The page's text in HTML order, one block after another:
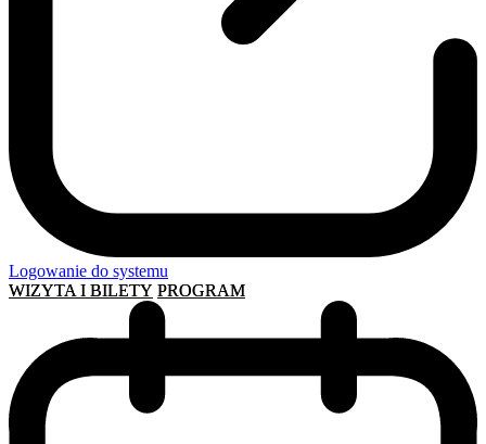
Logowanie do systemu
WIZYTA I BILETY PROGRAM